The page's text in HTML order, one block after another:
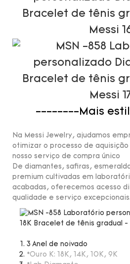
--------Mais
Na Messi Jewelry, ajudamos
otimizar o processo de
nosso serviço de compra único
De diamantes, safiras,
premium cultivadas em
acabadas, oferecemos acesso
qualidade e serviço excepcionais.
3 Anel de noivado
*Ouro K: 18K, 14K, 10K, 9K